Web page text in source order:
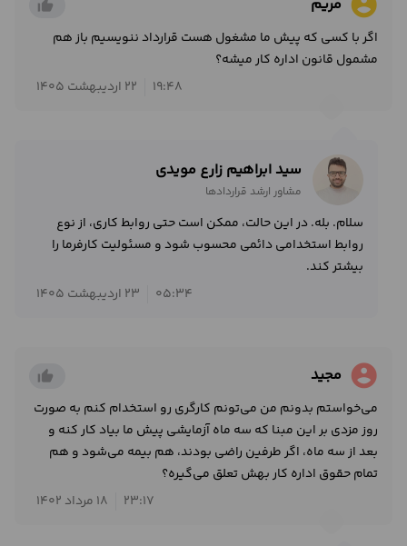
مریم thumb_up_alt
اگر با کسی که پیش ما مشغول هست قرارداد ننویسیم باز هم
مشمول قانون اداره کار میشه؟
19:48
22 اردیبهشت 1405
سید ابراهیم زارع مویدی
مشاور ارشد قراردادها
سلام. بله. در این حالت، ممکن است حتی روابط کاری، از نوع
روابط استخدامی دائمی محسوب شود و مسئولیت کارفرما را
بیشتر کند.
05:34
23 اردیبهشت 1405
account_circle مجید thumb_up_alt
می‌خواستم بدونم من می‌تونم کارگری رو استخدام کنم به صورت
روز مزدی بر این مبنا که سه ماه آزمایشی پیش ما بیاد کار کنه و
بعد از سه ماه، اگر طرفین راضی بودند، هم بیمه می‌شود و هم
تمام حقوق اداره کار بهش تعلق می‌گیره؟
23:17
18 مرداد 1402